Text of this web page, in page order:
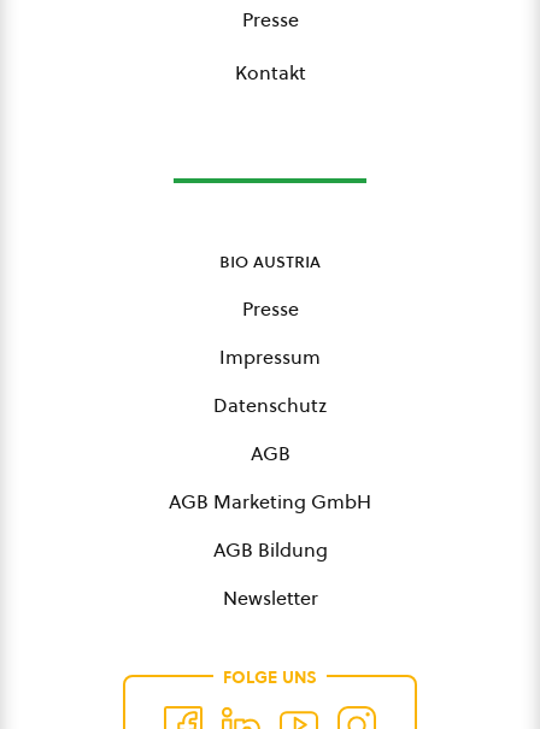
Presse
Kontakt
bio austria
Presse
Impressum
Datenschutz
AGB
AGB Marketing GmbH
AGB Bildung
Newsletter
FOLGE UNS